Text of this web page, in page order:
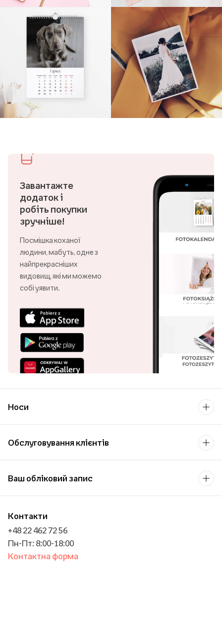
Завантажте
додаток і
робіть покупки
зручніше!
Посмішка коханої
людини, мабуть, одне з
найпрекрасніших
видовищ, які ми можемо
собі уявити.
Носи
Обслуговування клієнтів
Контакти
+48 22 462 72 56
Пн-Пт: 8:00-18:00
Контактна форма
Ваш обліковий запис